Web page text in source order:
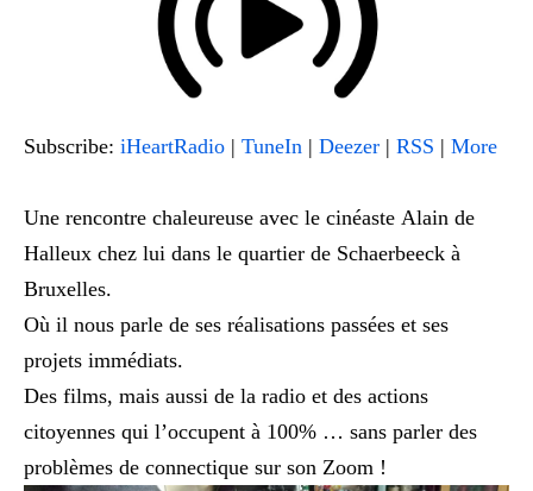
Subscribe: iHeartRadio | TuneIn | Deezer | RSS | More
Une rencontre chaleureuse avec le cinéaste Alain de
Halleux chez lui dans le quartier de Schaerbeeck à
Bruxelles.
Où il nous parle de ses réalisations passées et ses
projets immédiats.
Des films, mais aussi de la radio et des actions
citoyennes qui l’occupent à 100% … sans parler des
problèmes de connectique sur son Zoom !